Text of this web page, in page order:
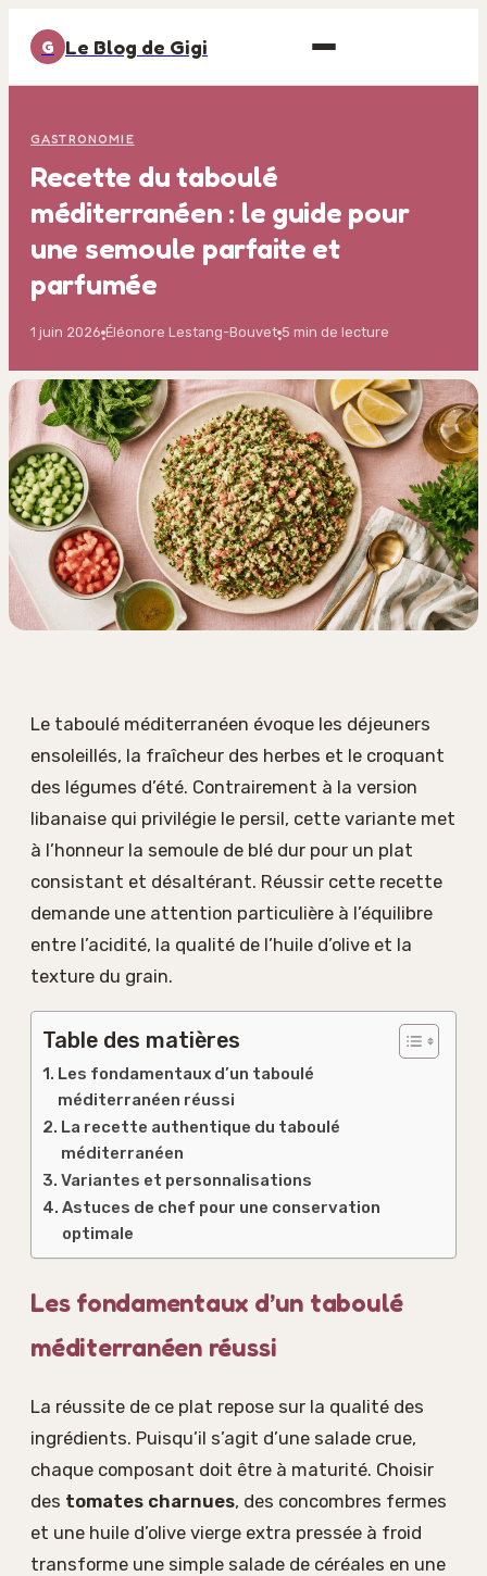
G Le Blog de Gigi
GASTRONOMIE
Recette du taboulé
méditerranéen : le guide pour
une semoule parfaite et
parfumée
1 juin 2026·Éléonore Lestang-Bouvet·5 min de lecture
Le taboulé méditerranéen évoque les déjeuners
ensoleillés, la fraîcheur des herbes et le croquant
des légumes d’été. Contrairement à la version
libanaise qui privilégie le persil, cette variante met
à l’honneur la semoule de blé dur pour un plat
consistant et désaltérant. Réussir cette recette
demande une attention particulière à l’équilibre
entre l’acidité, la qualité de l’huile d’olive et la
texture du grain.
Table des matières
Les fondamentaux d’un taboulé
méditerranéen réussi
La recette authentique du taboulé
méditerranéen
Variantes et personnalisations
Astuces de chef pour une conservation
optimale
Les fondamentaux d’un taboulé
méditerranéen réussi
La réussite de ce plat repose sur la qualité des
ingrédients. Puisqu’il s’agit d’une salade crue,
chaque composant doit être à maturité. Choisir
des tomates charnues, des concombres fermes
et une huile d’olive vierge extra pressée à froid
transforme une simple salade de céréales en une